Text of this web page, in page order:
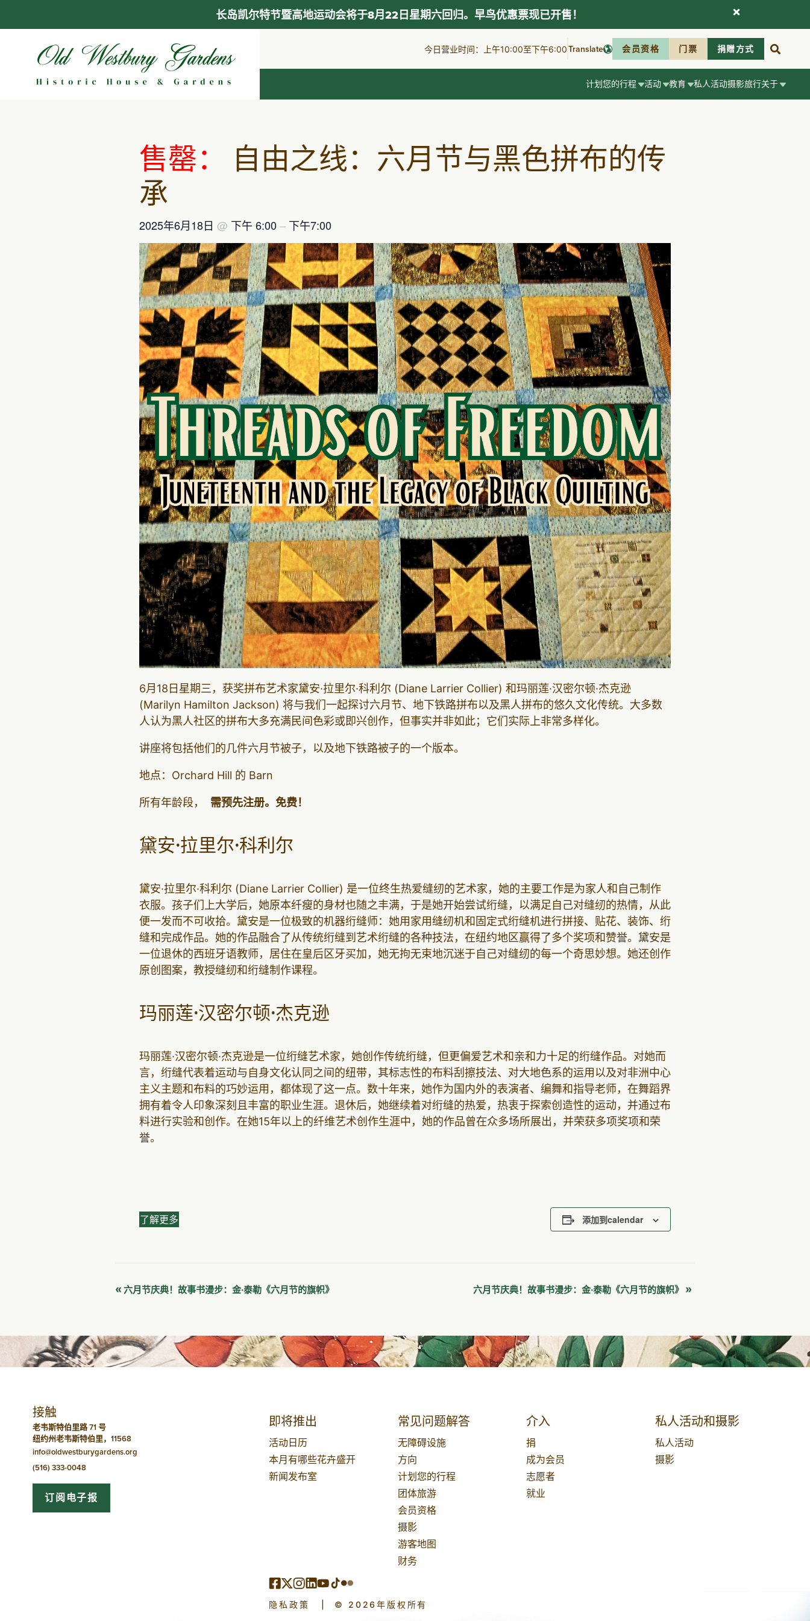
今日营业时间：上午10:00至下午6:00Translate 会员资格 门票 捐赠方式
计划您的行程 活动 教育 私人活动摄影旅行关于
售罄：
自由之线：六月节与黑色拼布的传
承
2025年6月18日 @ 下午 6:00 – 下午7:00
6月18日星期三，获奖拼布艺术家黛安·拉里尔·科利尔 (Diane Larrier Collier) 和玛丽莲·汉密尔顿·杰克逊
(Marilyn Hamilton Jackson) 将与我们一起探讨六月节、地下铁路拼布以及黑人拼布的悠久文化传统。大多数
人认为黑人社区的拼布大多充满民间色彩或即兴创作，但事实并非如此；它们实际上非常多样化。
讲座将包括他们的几件六月节被子，以及地下铁路被子的一个版本。
地点：Orchard Hill 的 Barn
所有年龄段， 需预先注册。免费！
黛安·拉里尔·科利尔
黛安·拉里尔·科利尔 (Diane Larrier Collier) 是一位终生热爱缝纫的艺术家，她的主要工作是为家人和自己制作
衣服。孩子们上大学后，她原本纤瘦的身材也随之丰满，于是她开始尝试绗缝，以满足自己对缝纫的热情，从此
便一发而不可收拾。黛安是一位极致的机器绗缝师：她用家用缝纫机和固定式绗缝机进行拼接、贴花、装饰、绗
缝和完成作品。她的作品融合了从传统绗缝到艺术绗缝的各种技法，在纽约地区赢得了多个奖项和赞誉。黛安是
一位退休的西班牙语教师，居住在皇后区牙买加，她无拘无束地沉迷于自己对缝纫的每一个奇思妙想。她还创作
原创图案，教授缝纫和绗缝制作课程。
玛丽莲·汉密尔顿·杰克逊
玛丽莲·汉密尔顿·杰克逊是一位绗缝艺术家，她创作传统绗缝，但更偏爱艺术和亲和力十足的绗缝作品。对她而
言，绗缝代表着运动与自身文化认同之间的纽带，其标志性的布料刮擦技法、对大地色系的运用以及对非洲中心
主义主题和布料的巧妙运用，都体现了这一点。数十年来，她作为国内外的表演者、编舞和指导老师，在舞蹈界
拥有着令人印象深刻且丰富的职业生涯。退休后，她继续着对绗缝的热爱，热衷于探索创造性的运动，并通过布
料进行实验和创作。在她15年以上的纤维艺术创作生涯中，她的作品曾在众多场所展出，并荣获多项奖项和荣
誉。
了解更多 添加到calendar
活
导
航
« 六月节庆典！故事书漫步：金·泰勒《六月节的旗帜》 六月节庆典！故事书漫步：金·泰勒《六月节的旗帜》 »
接触
老韦斯特伯里路 71 号
纽约州老韦斯特伯里，11568
info@oldwestburygardens.org
(516) 333-0048
订阅电子报
即将推出
活动日历
本月有哪些花卉盛开
新闻发布室
常见问题解答
无障碍设施
方向
计划您的行程
团体旅游
会员资格
摄影
游客地图
财务
介入
捐
成为会员
志愿者
就业
私人活动和摄影
私人活动
摄影
隐私政策 © 2026年版权所有
长岛凯尔特节暨高地运动会将于8月22日星期六回归。早鸟优惠票现已开售！